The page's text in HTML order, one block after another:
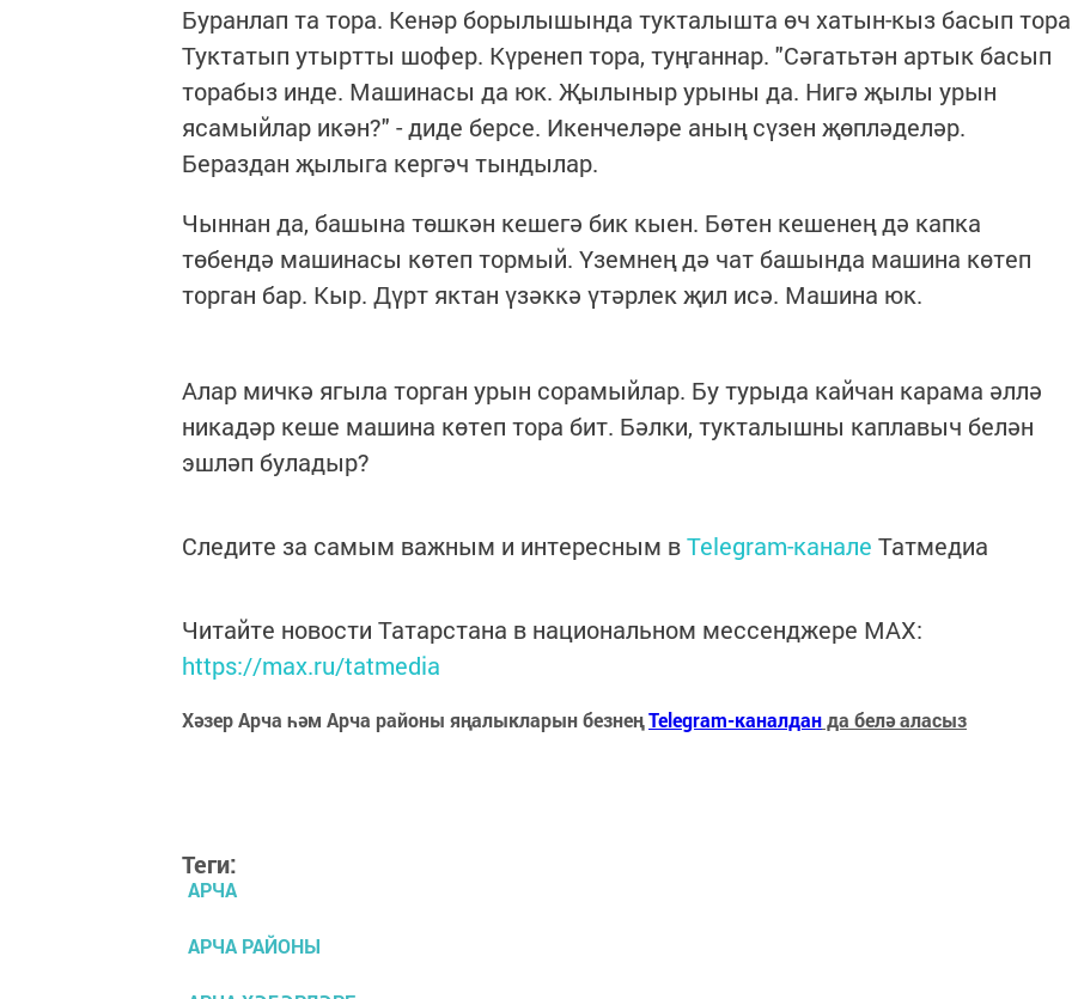
Буранлап та тора. Кенәр борылышында тукталышта өч хатын-кыз басып
Туктатып утыртты шофер. Күренеп тора, туңганнар. "Сәгатьтән артык басып
торабыз инде. Машинасы да юк. Җылыныр урыны да. Нигә җылы урын
ясамыйлар икән?" - диде берсе. Икенчеләре аның сүзен җөпләделәр.
Бераздан җылыга кергәч тындылар.
Чыннан да, башына төшкән кешегә бик кыен. Бөтен кешенең дә капка
төбендә машинасы көтеп тормый. Үземнең дә чат башында машина көтеп
торган бар. Кыр. Дүрт яктан үзәккә үтәрлек җил исә. Машина юк.
Алар мичкә ягыла торган урын сорамыйлар. Бу турыда кайчан карама әллә
никадәр кеше машина көтеп тора бит. Бәлки, тукталышны каплавыч белән
эшләп буладыр?
Следите за самым важным и интересным вTelegram-канале Татмедиа
Читайте новости Татарстана в национальном мессенджере MАХ:
https://max.ru/tatmedia
Хәзер Арча һәм Арча районы яңалыкларын безнеңTelegram-каналданда белә аласыз
Теги:
АРЧА
АРЧА РАЙОНЫ